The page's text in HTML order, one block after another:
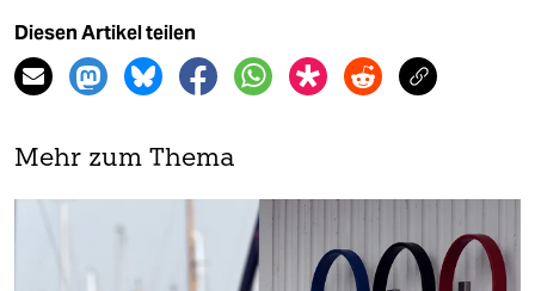
Diesen Artikel teilen
Mehr zum Thema